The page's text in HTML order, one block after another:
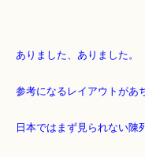
ありました、ありました。
参考になるレイアウトがあ
日本ではまず見られない陳